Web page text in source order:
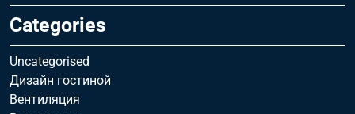
Categories
Uncategorised
Дизайн гостиной
Вентиляция